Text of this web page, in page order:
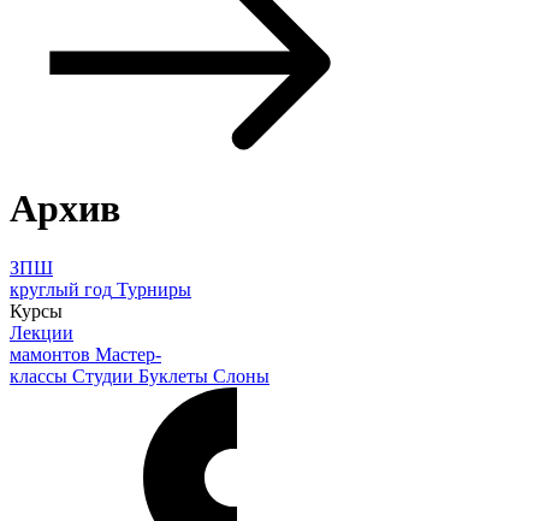
Архив
ЗПШ
круглый год Турниры
Курсы
Лекции
мамонтов Мастер-
классы Студии Буклеты Слоны